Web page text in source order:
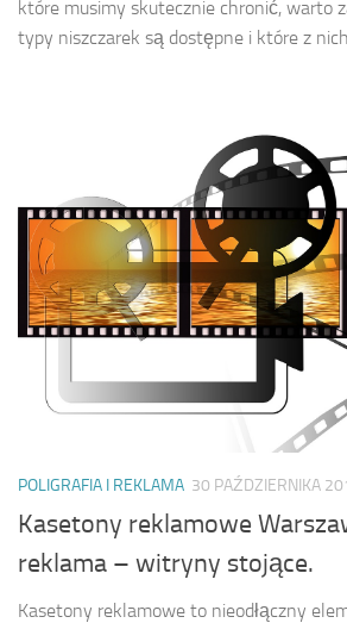
które musimy skutecznie chronić, warto
typy niszczarek są dostępne i które z
POLIGRAFIA I REKLAMA 30 PAŹDZIERNIKA
Kasetony reklamowe
reklama – witryny stojące.
Kasetony reklamowe to nieodłączny